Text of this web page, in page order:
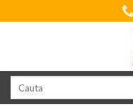
to